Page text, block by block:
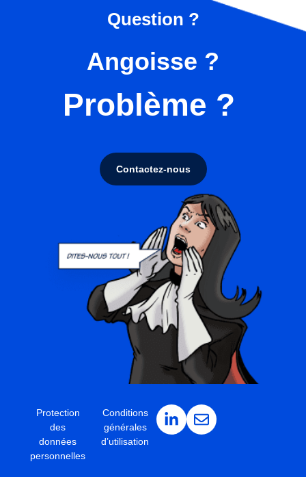
Question ?
Angoisse ?
Problème ?
Contactez-nous
Protection
des
données
personnelles
Conditions
générales
d’utilisation